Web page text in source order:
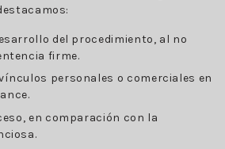
del procedimiento, al no
firme.
personales o comerciales en
en comparación con la